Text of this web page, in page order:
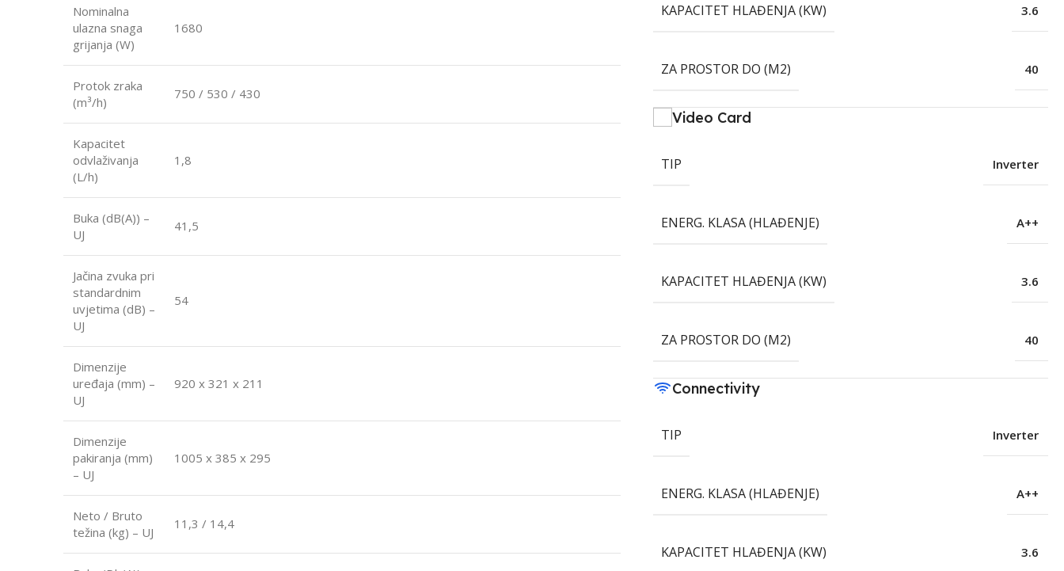
Nominalna
ulazna snaga
grijanja (W)
1680
Protok zraka
(m³/h)
750 / 530 / 430
Kapacitet
odvlaživanja
(L/h)
1,8
Buka (dB(A)) –
UJ
41,5
Jačina zvuka pri
standardnim
uvjetima (dB) –
UJ
54
Dimenzije
uređaja (mm) –
UJ
920 x 321 x 211
Dimenzije
pakiranja (mm)
– UJ
1005 x 385 x 295
Neto / Bruto
težina (kg) – UJ
11,3 / 14,4
KAPACITET HLAĐENJA (KW) 3.6
ZA PROSTOR DO (M2) 40
Video Card
TIP Inverter
ENERG. KLASA (HLAĐENJE) A++
KAPACITET HLAĐENJA (KW) 3.6
ZA PROSTOR DO (M2) 40
Connectivity
TIP Inverter
ENERG. KLASA (HLAĐENJE) A++
KAPACITET HLAĐENJA (KW) 3.6